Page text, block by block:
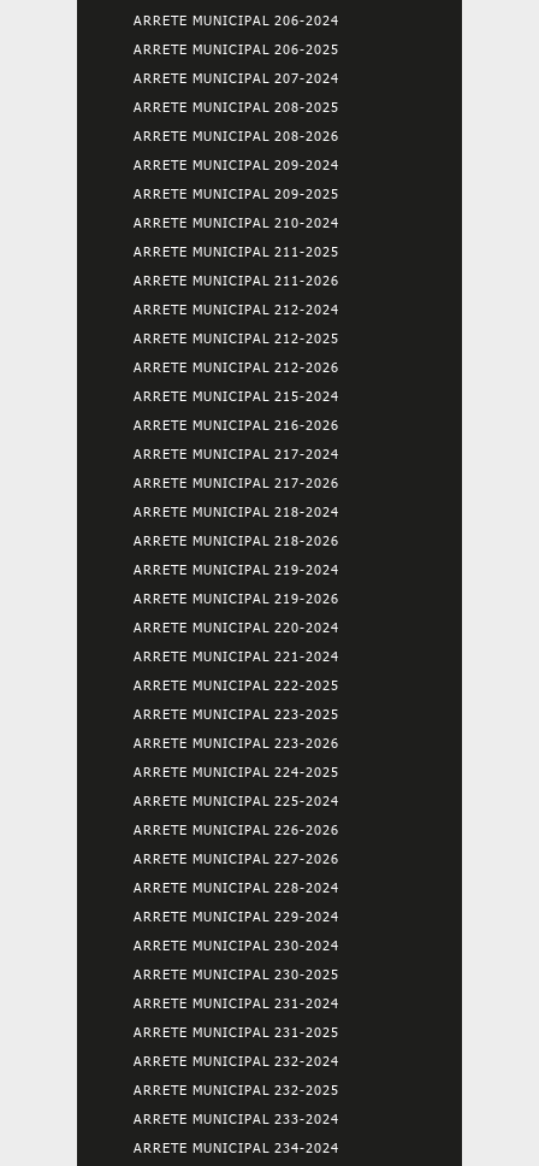
ARRETE MUNICIPAL 206-2024
ARRETE MUNICIPAL 206-2025
ARRETE MUNICIPAL 207-2024
ARRETE MUNICIPAL 208-2025
ARRETE MUNICIPAL 208-2026
ARRETE MUNICIPAL 209-2024
ARRETE MUNICIPAL 209-2025
ARRETE MUNICIPAL 210-2024
ARRETE MUNICIPAL 211-2025
ARRETE MUNICIPAL 211-2026
ARRETE MUNICIPAL 212-2024
ARRETE MUNICIPAL 212-2025
ARRETE MUNICIPAL 212-2026
ARRETE MUNICIPAL 215-2024
ARRETE MUNICIPAL 216-2026
ARRETE MUNICIPAL 217-2024
ARRETE MUNICIPAL 217-2026
ARRETE MUNICIPAL 218-2024
ARRETE MUNICIPAL 218-2026
ARRETE MUNICIPAL 219-2024
ARRETE MUNICIPAL 219-2026
ARRETE MUNICIPAL 220-2024
ARRETE MUNICIPAL 221-2024
ARRETE MUNICIPAL 222-2025
ARRETE MUNICIPAL 223-2025
ARRETE MUNICIPAL 223-2026
ARRETE MUNICIPAL 224-2025
ARRETE MUNICIPAL 225-2024
ARRETE MUNICIPAL 226-2026
ARRETE MUNICIPAL 227-2026
ARRETE MUNICIPAL 228-2024
ARRETE MUNICIPAL 229-2024
ARRETE MUNICIPAL 230-2024
ARRETE MUNICIPAL 230-2025
ARRETE MUNICIPAL 231-2024
ARRETE MUNICIPAL 231-2025
ARRETE MUNICIPAL 232-2024
ARRETE MUNICIPAL 232-2025
ARRETE MUNICIPAL 233-2024
ARRETE MUNICIPAL 234-2024